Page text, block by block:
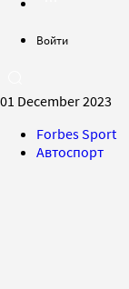
Войти
01 December 2023
Forbes Sport
Автоспорт